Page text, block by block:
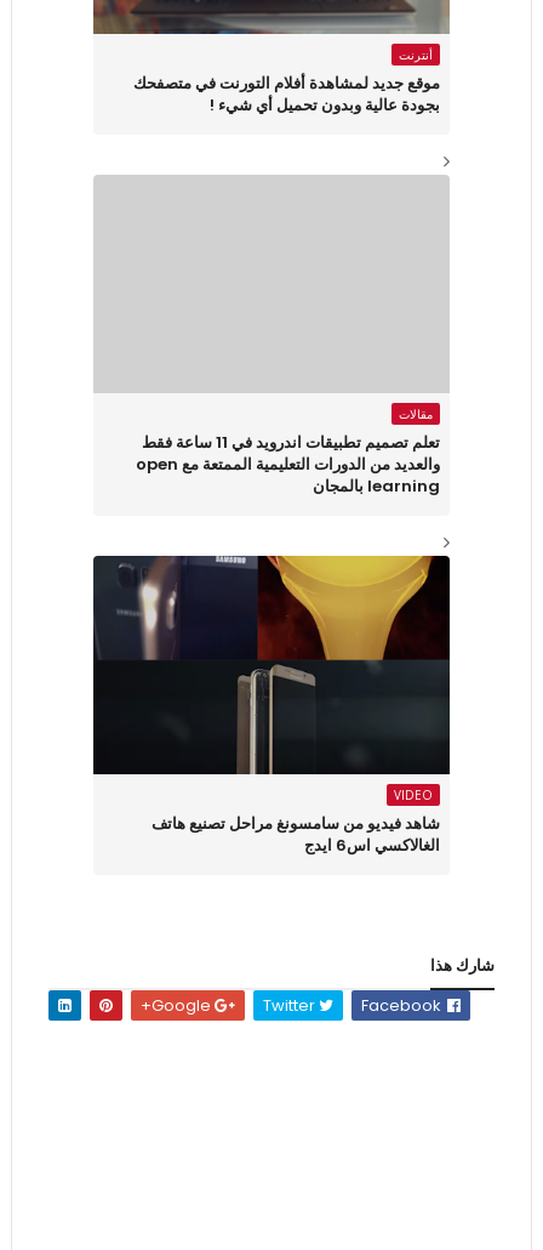
أنترنت
موقع جديد لمشاهدة أفلام التورنت في متصفحك
بجودة عالية وبدون تحميل أي شيء !
مقالات
تعلم تصميم تطبيقات اندرويد في 11 ساعة فقط
والعديد من الدورات التعليمية الممتعة مع open
learning بالمجان
VIDEO
شاهد فيديو من سامسونغ مراحل تصنيع هاتف
الغالاكسي اس6 ايدج
شارك هذا
Twitter